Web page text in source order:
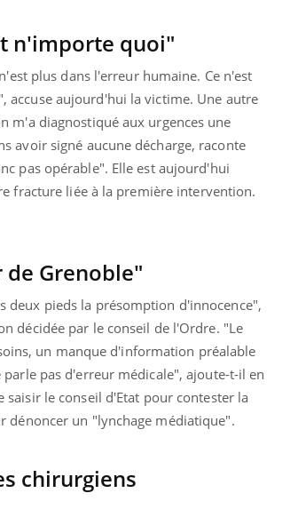
n'importe quoi"
plus dans l'erreur humaine. Ce n'est
accuse aujourd'hui la victime. Une autre
m'a diagnostiqué aux urgences une
avoir signé aucune décharge, raconte
pas opérable". Elle est aujourd'hui
fracture liée à la première intervention.
Grenoble"
deux pieds la présomption d'innocence",
décidée par le conseil de l'Ordre. "Le
un manque d'information préalable
pas d'erreur médicale", ajoute-t-il en
le conseil d'Etat pour contester la
dénoncer un "lynchage médiatique".
chirurgiens